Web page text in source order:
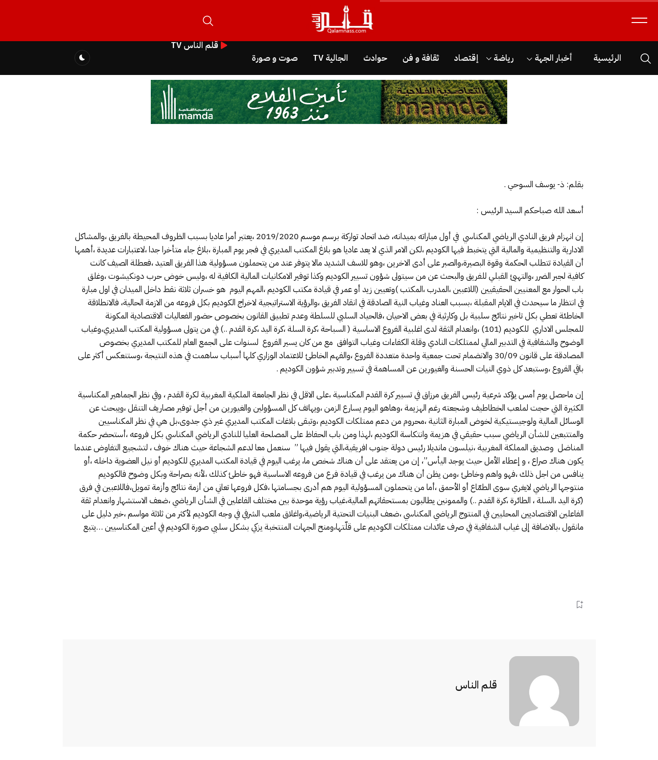
الرئيسية أخبار الجهة رياضة إقتصاد ثقافة و فن حوادث الجالية TV صوت و صورة
قلم الناس TV
بقلم: ذ- يوسف السوحي .
أسعد الله صباحكم السيد الرئيس :
إن انهزام فريق النادي الرياضي المكناسي في أول مباراته بميدانه، ضد اتحاد تواركة برسم موسم 2019/2020 ،يعتبر أمرا عاديا بسبب الظروف المحيطة بالفريق ،والمشاكل
الادارية والتنظيمية والمالية التي يتخبط فيها الكوديم ،لكن الامر الذي لا يعد عاديا هو بلاغ المكتب المديري في فجر يوم المبارة ،بلاغ جاء متأخرا جدا ،لاعتبارات عديدة ،أهمها
أن القيادة تتطلب الحكمة وقوة البصيرة،والصبر على أدى الاخرين ،وهو للاسف الشديد مالا يتوفر عند من يتحملون مسؤولية هذا الفريق العتيد ،فعطلة الصيف كانت
كافية لجبر الضرر ،والتهيئ القبلي للفريق والبحث عن من سيتولى شؤون تسيير الكوديم وكذا توفير الامكانيات المالية الكافية له ،وليس خوض حرب دونكيشوت ،وغلق
باب الحوار مع المعنيين الحقيقيين (اللاعبين ،المدرب ،المكتب )وتعيين زيد أو عمر في قيادة مكتب الكوديم ،المهم اليوم هو خسران ثلاثة نقط داخل الميدان في اول مبارة
في انتظار ما سيحدث في الايام المقبلة ،بسبب العناد وغياب النية الصادقة في انقاد الفريق ،والرؤية الاستراتيجية لاخراج الكوديم بكل فروعه من الازمة الحالية، فالانطلاقة
الخاطئة تعطي بكل تاخير نتائج سلبية بل وكارثية في بعض الاحيان ،فالحياد السلبي للسلطة وعدم تطبيق القانون بخصوص حضور الفعاليات الاقتصادية المكونة
للمجلس الاداري للكوديم (101) ،وانعدام الثقة لدى اغلبية الفروع الاساسية ( السباحة ،كرة السلة ،كرة اليد ،كرة القدم ..) في من يتولى مسؤولية المكتب المديري،وغياب
الوضوح والشفافية في التدبير المالي لممتلكات النادي وقلة الكفاءات وغياب التوافق مع من كان يسير الفروع لسنوات على الجمع العام للمكتب المديري بخصوص
المصادقة على قانون 30/09 والانضمام تحت جمعية واحدة متعددة الفروع ،والفهم الخاطئ للاعتماد الوزاري كلها أسباب ساهمت في هذه النتيجة ،وستنعكس أكثر على
باقي الفروع ،وستبعد كل ذوي النيات الحسنة والغيورين عن المساهمة في تسيير وتدبير شؤون الكوديم .
إن ماحصل يوم أمس يؤكد شرعية رئيس الفريق مرزاق في تسيير كرة القدم المكناسية ،على الاقل في نظر الجامعة الملكية المغربية لكرة القدم ، وفي نظر الجماهير المكناسية
الكثيرة التي حجت لملعب الخطاطيف وشجعته رغم الهزيمة ،وهاهو اليوم يسارع الزمن ،ويهاتف كل المسؤولين والغيورين من أجل توفير مصاريف التنقل ،ويبحث عن
الوسائل المالية ولوجيستيكية لخوض المبارة الثانية ،محروم من دعم ممتلكات الكوديم ،وتبقى بلاغات المكتب المديري غير ذي جدوى،بل هي في نظر المكناسيين
والمتتبعين للشأن الرياضي سبب حقيقي في هزيمة وانتكاسة الكوديم ،لهذا ومن باب الحفاظ على المصلحة العليا للنادي الرياضي المكناسي بكل فروعه ،أستحضر حكمة
المناضل وصديق المملكة المغربية ،نيلسون مانديلا رئيس دولة جنوب افريقية،التي يقول فيها ” سنعمل معا لدعم الشجاعة حيث هناك خوف ، لتشجيع التفاوض عندما
يكون هناك صراع ، و إعطاء الأمل حيث يوجد اليأس”، إن من يعتقد على أن هناك شخص ما، يرغب اليوم في قيادة المكتب المديري للكوديم أو نيل العضوية داخله ،أو
ينافس من اجل ذلك ،فهو واهم وخاطئ ،ومن يظن أن هناك من يرغب في قيادة فرع من فروعه الاساسية فهو خاطئ كذلك ،لأنه بصراحة وبكل وضوح فالكوديم
منتوجها الرياضي لايغري سوى الطمّاع أو الأحمق ،أما من يتحملون المسؤولية اليوم هم أدرى بجسامتها ،فكل فروعها تعاني من أزمة نتائج وأزمة تمويل،فاللاعبين في فرق
(كرة اليد ،السلة ، الطائرة ،كرة القدم ..) والممونين يطالبون بمستحقاتهم المالية،غياب رؤية موحدة بين مختلف الفاعلين في الشأن الرياضي ،ضعف الاستشهار وانعدام ثقة
الفاعلين الاقتصاديين المحليين في المنتوج الرياضي المكناسي ،ضعف البنيات التحتية الرياضية،واغلاق ملعب الشرفي في وجه الكوديم لأكثر من ثلاثة مواسم ،خير دليل على
مانقول ،بالاضافة إلى غياب الشفافية في صرف عائدات ممتلكات الكوديم على قلّتها،ومنح الجهات المنتخبة يزكي بشكل سلبي صورة الكوديم في أعين المكناسيين …يتبع
قلم الناس